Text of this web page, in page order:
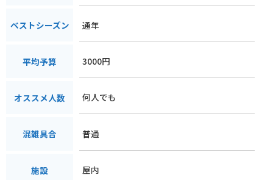
ベストシーズン 通年
平均予算 3000円
オススメ人数 何人でも
混雑具合 普通
施設 屋内